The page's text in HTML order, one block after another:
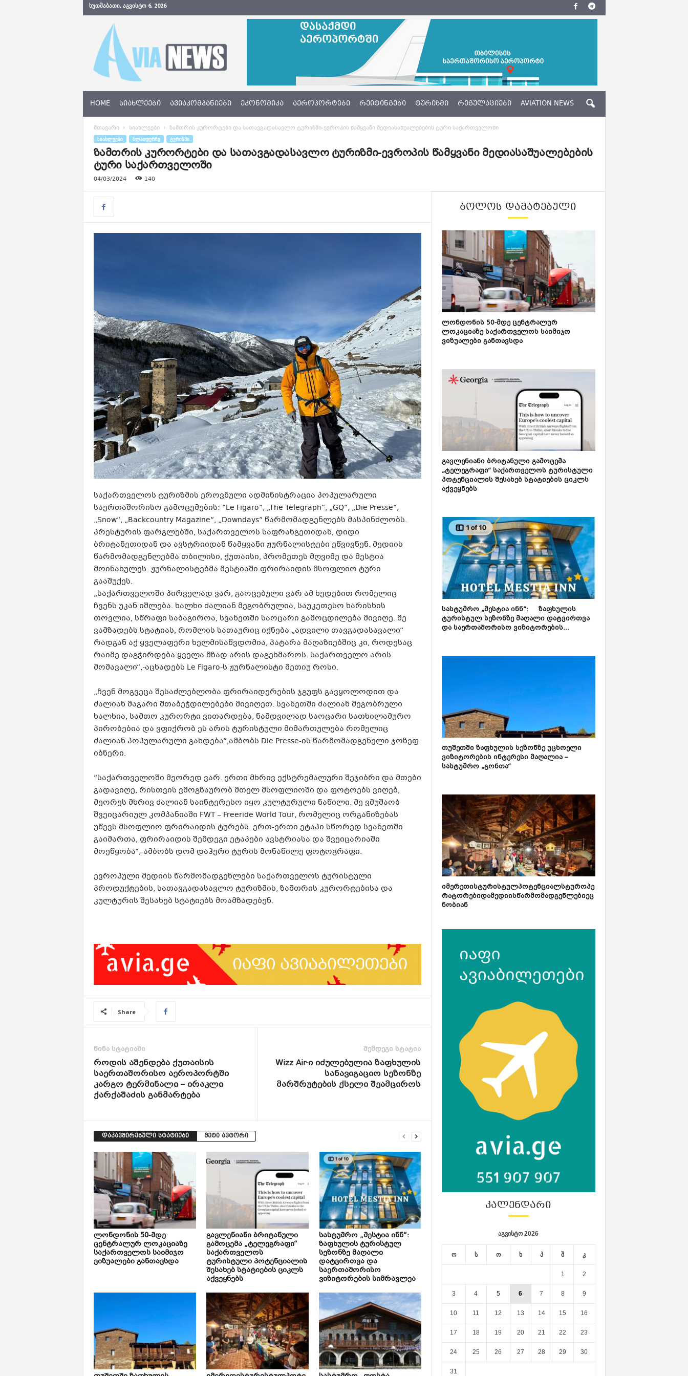
ᲮᲣᲗᲨᲐᲑᲐᲗᲘ, ᲐᲒᲕᲘᲡᲢᲝ 6, 2026
N
w
s
e
HOME ᲡᲘᲐᲮᲚᲔᲔᲑᲘ ᲐᲕᲘᲐᲙᲝᲛᲞᲐᲜᲘᲔᲑᲘ ᲔᲙᲝᲜᲝᲛᲘᲙᲐ ᲐᲔᲠᲝᲞᲝᲠᲢᲔᲑᲘ ᲠᲔᲘᲢᲘᲜᲒᲔᲑᲘ ᲢᲣᲠᲘᲖᲛᲘ ᲠᲔᲒᲣᲚᲐᲪᲘᲔᲑᲘ AVIATION NEWS
მთავარი სიახლეები ზამთრის კურორტები და სათავგადასავლო ტურიზმი-ევროპის წამყვანი მედიასაშუალებების ტური საქართველოში
ᲡᲘᲐᲮᲚᲔᲔᲑᲘ ᲡᲚᲐᲘᲓᲔᲠᲖᲔ ᲢᲣᲠᲘᲖᲛᲘ
ზამთრის კურორტები და სათავგადასავლო ტურიზმი-ევროპის წამყვანი მედიასაშუალებების
ტური საქართველოში
04/03/2024 140
საქართველოს ტურიზმის ეროვნული ადმინისტრაცია პოპულარული
საერთაშორისო გამოცემების: “Le Figaro”, „The Telegraph“, „GQ“, „Die Presse“,
„Snow“, „Backcountry Magazine“, „Downdays“ წარმომადგენლებს მასპინძლობს.
პრესტურის ფარგლებში, საქართველოს საფრანგეთიდან, დიდი
ბრიტანეთიდან და ავსტრიიდან წამყვანი ჟურნალისტები ეწვივნენ. მედიის
წარმომადგენლებმა თბილისი, ქუთაისი, პრომეთეს მღვიმე და მესტია
მოინახულეს. ჟურნალისტებმა მესტიაში ფრირაიდის მსოფლიო ტური
გააშუქეს.
„საქართველოში პირველად ვარ, გაოცებული ვარ ამ ხედებით რომელიც
ჩვენს უკან იშლება. ხალხი ძალიან მეგობრულია, საუკეთესო ხარისხის
თოვლია, სწრაფი საბაგიროა, სვანეთში საოცარი გამოცდილება მივიღე. მე
ვამზადებს სტატიას, რომლის სათაურიც იქნება „ადვილი თავგადასავალი“
რადგან აქ ყველაფერი ხელმისაწვდომია, პატარა მაღაზიებშიც კი, როდესაც
რაიმე დაგჭირდება ყველა მზად არის დაგეხმაროს. საქართველო არის
მომავალი“,-აცხადებს Le Figaro-ს ჟურნალისტი მეთიუ როსი.
„ჩვენ მოგვეცა შესაძლებლობა ფრირაიდერების ჯგუფს გავყოლოდით და
ძალიან მაგარი შთაბეჭდილებები მივიღეთ. სვანეთში ძალიან მეგობრული
ხალხია, სამთო კურორტი ვითარდება, ნამდვილად საოცარი სათხილამურო
პირობებია და ვფიქრობ ეს არის ტურისტული მიმართულება რომელიც
ძალიან პოპულარული გახდება“,ამბობს Die Presse-ის წარმომადგენელი ჯოზეფ
იბნერი.
“საქართველოში მეორედ ვარ. ერთი მხრივ ექსტრემალური შეჯიბრი და მთები
გადავიღე, რისთვის ვმოგზაურობ მთელ მსოფლიოში და ფოტოებს ვიღებ,
მეორეს მხრივ ძალიან საინტერესო იყო კულტურული ნაწილი. მე ვმუშაობ
შვეიცარიულ კომპანიაში FWT – Freeride World Tour, რომელიც ორგანიზებას
უწევს მსოფლიო ფრირაიდის ტურებს. ერთ-ერთი ეტაპი სწორედ სვანეთში
გაიმართა, ფრირაიდის შემდეგი ეტაპები ავსტრიასა და შვეიცარიაში
მოეწყობა“,-ამბობს დომ დაჰერი ტურის მონაწილე ფოტოგრაფი.
ევროპული მედიის წარმომადგენლები საქართველოს ტურისტული
პროდუქტების, სათავგადასავლო ტურიზმის, ზამთრის კურორტებისა და
კულტურის შესახებ სტატიებს მოამზადებენ.
Share
წინა სტატიაში
როდის აშენდება ქუთაისის
საერთაშორისო აეროპორტში
კარგო ტერმინალი – ირაკლი
ქარქაშაძის განმარტება
შემდეგი სტატია
Wizz Air-ი იძულებულია ზაფხულის
სანავიგაციო სეზონზე
მარშრუტების ქსელი შეამციროს
დაკავშირებული სტატიები მეტი ავტორი
ლონდონის 50-მდე
ცენტრალურ ლოკაციაზე
საქართველოს საიმიჯო
ვიზუალები განთავსდა
გავლენიანი ბრიტანული
გამოცემა „ტელეგრაფი“
საქართველოს
ტურისტული პოტენციალის
შესახებ სტატიების ციკლს
აქვეყნებს
სასტუმრო „მესტია ინნ“:
ზაფხულის ტურისტულ
სეზონზე მაღალი
დატვირთვა და
საერთაშორისო
ვიზიტორების სიმრავლეა
ᲑᲝᲚᲝᲡ ᲓᲐᲛᲐᲢᲔᲑᲣᲚᲘ
ლონდონის 50-მდე ცენტრალურ
ლოკაციაზე საქართველოს საიმიჯო
ვიზუალები განთავსდა
გავლენიანი ბრიტანული გამოცემა
„ტელეგრაფი“ საქართველოს ტურისტული
პოტენციალის შესახებ სტატიების ციკლს
აქვეყნებს
სასტუმრო „მესტია ინნ“: ზაფხულის
ტურისტულ სეზონზე მაღალი დატვირთვა
და საერთაშორისო ვიზიტორების...
თუშეთში ზაფხულის სეზონზე უცხოელი
ვიზიტორების ინტერესი მაღალია –
სასტუმრო „გონთა“
იმერეთისტურისტულპოტენციალსტუროპე
რატორებიდამედიისწარმომადგენლებიეც
ნობიან
ᲙᲐᲚᲔᲜᲓᲐᲠᲘ
აგვისტო 2026
ო ს ო ხ პ შ კ
1 2
3 4 5 6 7 8 9
10 11 12 13 14 15 16
17 18 19 20 21 22 23
24 25 26 27 28 29 30
31